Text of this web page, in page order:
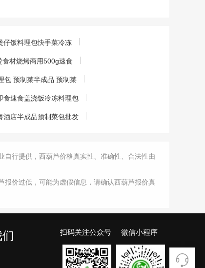
仔饭料理包快手菜冷冻
材烧烤商用500g速食
包 预制菜半成品 预制菜
食速食盖浇饭冷冻料理包
酒店半成品预制菜包批发
行提供，西葫芦价格真实性、准确性、合法性由
报价过低，可能为虚假信息，请确认西葫芦报价真
扫码关注公众号 微信小程序